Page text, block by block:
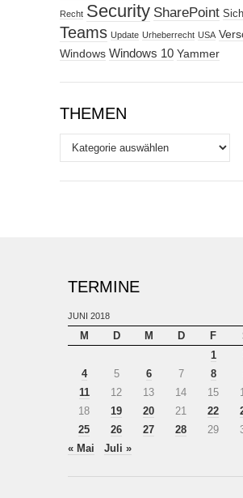
Recht Security SharePoint
Teams Update Urheberrecht USA
Windows Windows 10 Yammer
THEMEN
Themen
TERMINE
JUNI 2018
M D M D F
1
4
5 6 7 8
11
12 13 14 15
18
19 20 21 22
25
26 27 28 29
« Mai
Juli »